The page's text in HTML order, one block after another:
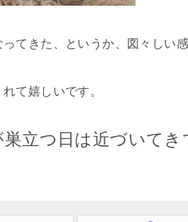
てきた、というか、図々しい
て嬉しいです。
立つ日は近づいてき